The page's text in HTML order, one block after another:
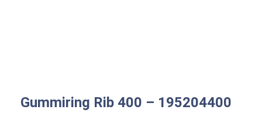
Gummiring Rib 400 – 195204400